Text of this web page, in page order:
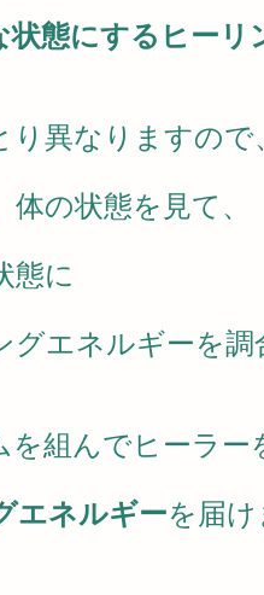
状態にするヒー
異なりますので
の状態を見て、
態に
エネルギーを調
組んでヒーラー
エネルギーを届け